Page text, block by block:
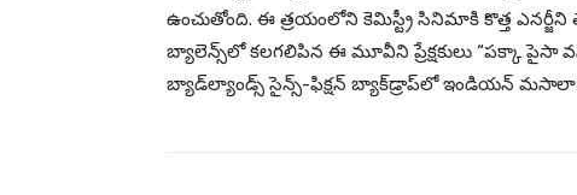
ఉంచుతోంది. ఈ త్రయంలోని కెమిస్ట్రీ సినిమాకి కొత్త
బ్యాలెన్స్‌లో కలగలిపిన ఈ మూవీని ప్రేక్షకులు “పక్కా పైసా
బ్యాడ్‌ల్యాండ్స్ సైన్స్-ఫిక్షన్ బ్యాక్‌డ్రాప్‌లో ఇండియన్ మసాలా